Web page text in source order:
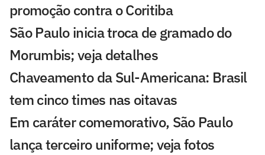
promoção contra o Coritiba
São Paulo inicia troca de gramado do
Morumbis; veja detalhes
Chaveamento da Sul-Americana: Brasil
tem cinco times nas oitavas
Em caráter comemorativo, São Paulo
lança terceiro uniforme; veja fotos